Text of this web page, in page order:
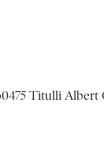
Titulli